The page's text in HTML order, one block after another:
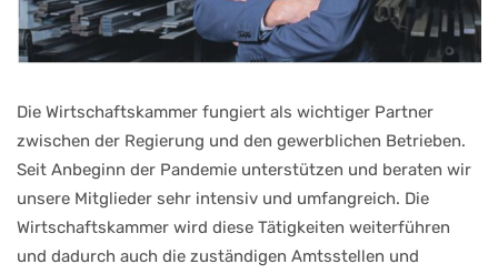
Die Wirtschaftskammer fungiert als wichtiger Partner
zwischen der Regierung und den gewerblichen Betrieben.
Seit Anbeginn der Pandemie unterstützen und beraten wir
unsere Mitglieder sehr intensiv und umfangreich. Die
Wirtschaftskammer wird diese Tätigkeiten weiterführen
und dadurch auch die zuständigen Amtsstellen und